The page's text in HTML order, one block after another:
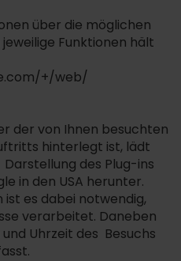
über die möglichen
Funktionen hält
+/web/
der von Ihnen besuchten
hinterlegt ist, lädt
des Plug-ins
in den USA herunter.
es dabei notwendig,
verarbeitet. Daneben
Uhrzeit des Besuchs